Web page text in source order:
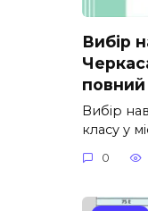
Вибір
повний
Вибір
класу у
0